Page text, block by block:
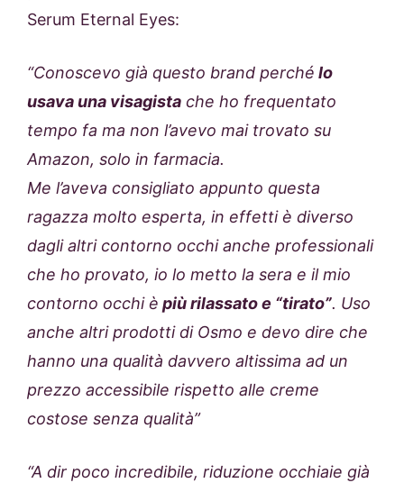
Serum Eternal Eyes:
“Conoscevo già questo brand perché lo
usava una visagista che ho frequentato
tempo fa ma non l’avevo mai trovato su
Amazon, solo in farmacia.
Me l’aveva consigliato appunto questa
ragazza molto esperta, in effetti è diverso
dagli altri contorno occhi anche professionali
che ho provato, io lo metto la sera e il mio
contorno occhi è più rilassato e “tirato”. Uso
anche altri prodotti di Osmo e devo dire che
hanno una qualità davvero altissima ad un
prezzo accessibile rispetto alle creme
costose senza qualità”
“A dir poco incredibile, riduzione occhiaie già